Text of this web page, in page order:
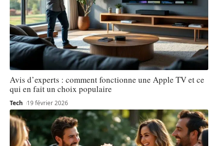
Avis d’experts : comment fonctionne une Apple TV et ce
qui en fait un choix populaire
Tech 19 février 2026